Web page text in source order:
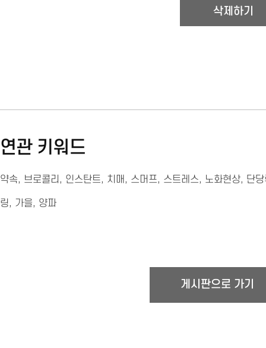
연관 키워드
약속, 브로콜리 , 인스탄트, 치매, 스머프, 스트레스, 노화현상, 단
링, 가을, 양파